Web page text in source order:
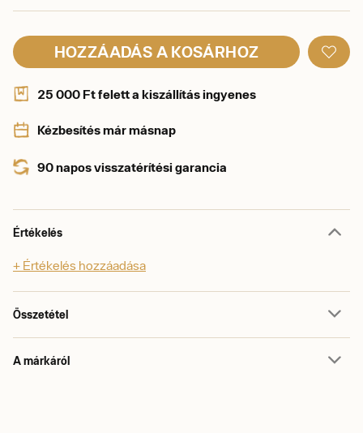
HOZZÁADÁS A KOSÁRHOZ
25 000 Ft felett a kiszállítás ingyenes
Kézbesítés már másnap
90 napos visszatérítési garancia
Értékelés
+ Értékelés hozzáadása
Összetétel
A márkáról